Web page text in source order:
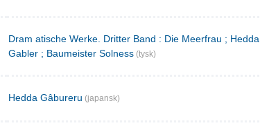
Dram atische Werke. Dritter Band : Die Meerfrau ; Hedda
Gabler ; Baumeister Solness (tysk)
Hedda Gâbureru (japansk)